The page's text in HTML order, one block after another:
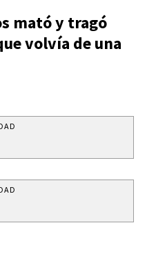
mató y tragó
volvía de una